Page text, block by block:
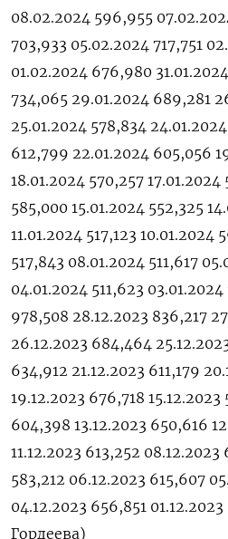
08.02.2024 596,955
703,933 05.02.2024 717,751
01.02.2024 676,980
734,065 29.01.2024 689,281
25.01.2024 578,834
612,799 22.01.2024 605,056
18.01.2024 570,257
585,000 15.01.2024 552,325
11.01.2024 517,123 10.01.2024
517,843 08.01.2024 511,617
04.01.2024 511,623
978,508 28.12.2023 836,217
26.12.2023 684,464
634,912 21.12.2023 611,179
19.12.2023 676,718 15.12.2023
604,398 13.12.2023 650,616
11.12.2023 613,252
583,212 06.12.2023 615,607
04.12.2023 656,851
Гордеева)